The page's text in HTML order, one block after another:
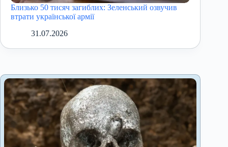
Близько 50 тисяч загиблих: Зеленський озвучив
втрати української армії
31.07.2026